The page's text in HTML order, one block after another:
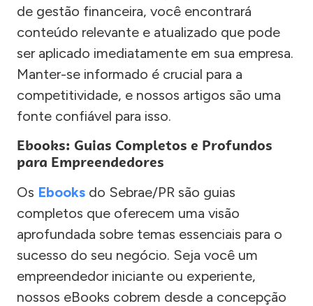
de gestão financeira, você encontrará
conteúdo relevante e atualizado que pode
ser aplicado imediatamente em sua empresa.
Manter-se informado é crucial para a
competitividade, e nossos artigos são uma
fonte confiável para isso.
Ebooks: Guias Completos e Profundos
para Empreendedores
Os Ebooks do Sebrae/PR são guias
completos que oferecem uma visão
aprofundada sobre temas essenciais para o
sucesso do seu negócio. Seja você um
empreendedor iniciante ou experiente,
nossos eBooks cobrem desde a concepção